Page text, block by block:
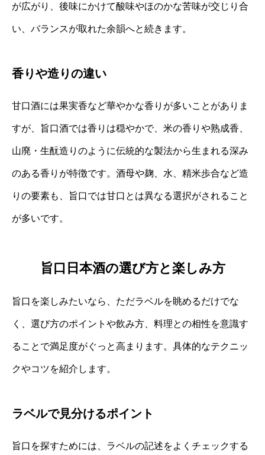
が広がり、後味にかけて酸味やほのかな苦味が交じり合
い、バランスが取れた余韻へと続きます。
香りや造りの違い
甘口酒には果実香など華やかな香りが多いことがありま
すが、旨口酒では香りは穏やかで、米の香りや熟成香、
山廃・生酛造りのように伝統的な製法から生まれる深み
のある香りが特徴です。酒母や麹、水、精米歩合など造
りの要素も、旨口では甘口とは異なる選択がされること
が多いです。
旨口日本酒の選び方と楽しみ方
旨口を楽しみたいなら、ただラベルを眺めるだけでな
く、選び方のポイントや飲み方、料理との相性を意識す
ることで満足度がぐっと高まります。具体的なテクニッ
クやコツを紹介します。
ラベルで見分けるポイント
旨口を探すためには、ラベルの記述をよくチェックする